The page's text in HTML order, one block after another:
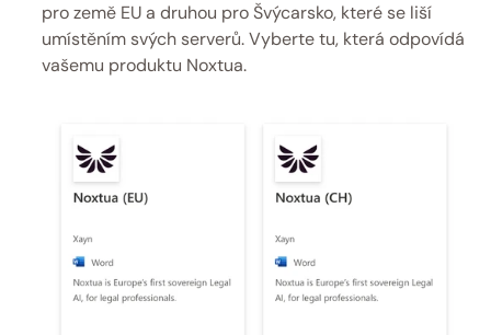
pro země EU a druhou pro Švýcarsko, které se liší
umístěním svých serverů. Vyberte tu, která odpovídá
vašemu produktu Noxtua.